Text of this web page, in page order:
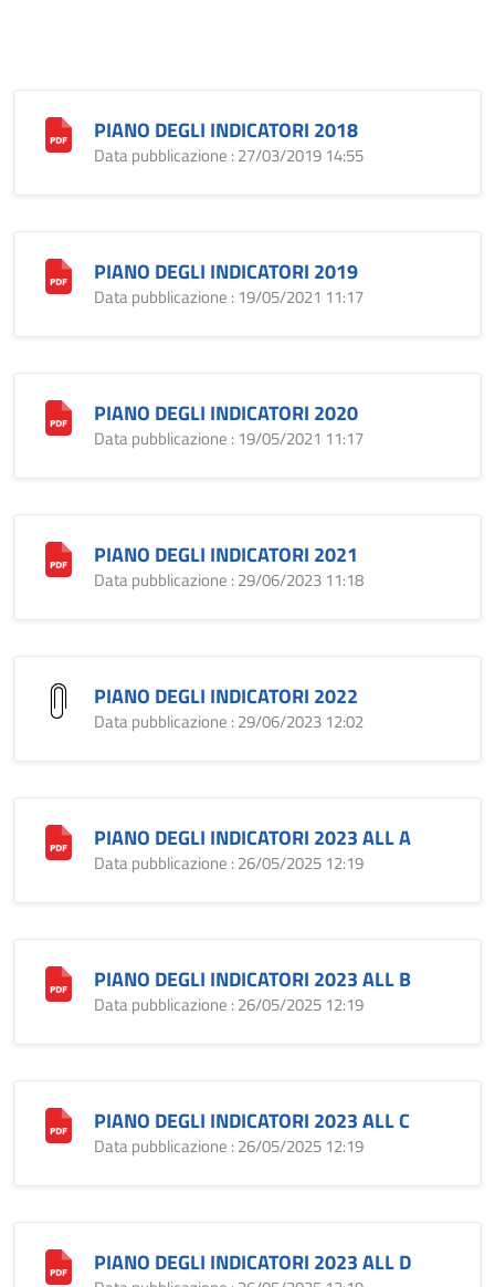
PIANO DEGLI INDICATORI 2018
Data pubblicazione : 27/03/2019 14:55
PIANO DEGLI INDICATORI 2019
Data pubblicazione : 19/05/2021 11:17
PIANO DEGLI INDICATORI 2020
Data pubblicazione : 19/05/2021 11:17
PIANO DEGLI INDICATORI 2021
Data pubblicazione : 29/06/2023 11:18
PIANO DEGLI INDICATORI 2022
Data pubblicazione : 29/06/2023 12:02
PIANO DEGLI INDICATORI 2023 ALL A
Data pubblicazione : 26/05/2025 12:19
PIANO DEGLI INDICATORI 2023 ALL B
Data pubblicazione : 26/05/2025 12:19
PIANO DEGLI INDICATORI 2023 ALL C
Data pubblicazione : 26/05/2025 12:19
PIANO DEGLI INDICATORI 2023 ALL D